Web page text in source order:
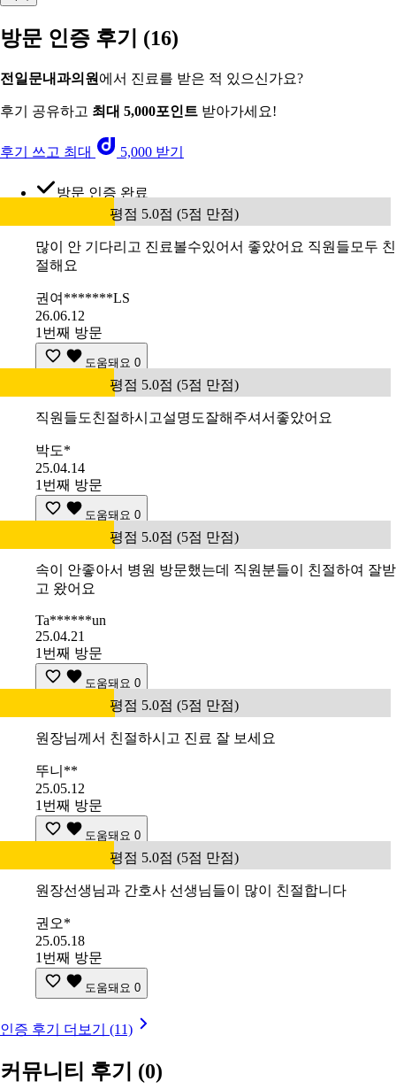
방문 인증 후기 (16)
전일문내과의원 에서 진료를 받은 적 있으신가요?
후기 공유하고 최대 5,000포인트 받아가세요!
후기 쓰고 최대 5,000 받기
방문 인증 완료
평점 5.0점 (5점 만점)
많이 안 기다리고 진료볼수있어서 좋았어요 직원들모두 친
절해요
권여*******LS
26.06.12
1번째 방문
도움돼요 0
평점 5.0점 (5점 만점)
직원들도친절하시고설명도잘해주셔서좋았어요
박도*
25.04.14
1번째 방문
도움돼요 0
평점 5.0점 (5점 만점)
속이 안좋아서 병원 방문했는데 직원분들이 친절하여 잘받
고 왔어요
Ta******un
25.04.21
1번째 방문
도움돼요 0
평점 5.0점 (5점 만점)
원장님께서 친절하시고 진료 잘 보세요
뚜니**
25.05.12
1번째 방문
도움돼요 0
평점 5.0점 (5점 만점)
원장선생님과 간호사 선생님들이 많이 친절합니다
권오*
25.05.18
1번째 방문
도움돼요 0
인증 후기 더보기 (11)
커뮤니티 후기 (0)